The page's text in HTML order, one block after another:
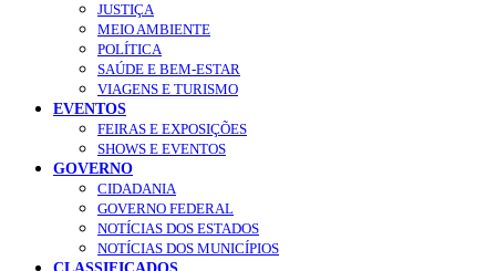
JUSTIÇA
MEIO AMBIENTE
POLÍTICA
SAÚDE E BEM-ESTAR
VIAGENS E TURISMO
EVENTOS
FEIRAS E EXPOSIÇÕES
SHOWS E EVENTOS
GOVERNO
CIDADANIA
GOVERNO FEDERAL
NOTÍCIAS DOS ESTADOS
NOTÍCIAS DOS MUNICÍPIOS